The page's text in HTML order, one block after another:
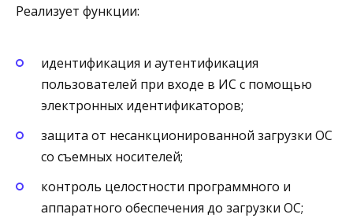
Реализует функции:
идентификация и аутентификация
пользователей при входе в ИС с помощью
электронных идентификаторов;
защита от несанкционированной загрузки ОС
со съемных носителей;
контроль целостности программного и
аппаратного обеспечения до загрузки ОС;